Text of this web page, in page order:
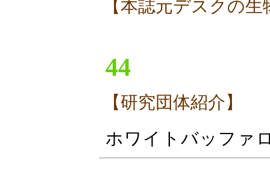
【本誌元デスクの
44
【研究団体紹介】
ホワイトバッファ